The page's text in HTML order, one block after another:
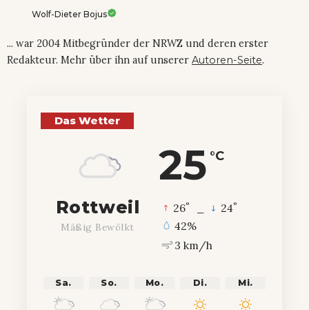
Wolf-Dieter Bojus
... war 2004 Mitbegründer der NRWZ und deren erster
Redakteur. Mehr über ihn auf unserer Autoren-Seite.
Das Wetter
25 °C
Rottweil
Mäßig Bewölkt
26° 24°
42%
3 km/h
Sa. So. Mo. Di. Mi.